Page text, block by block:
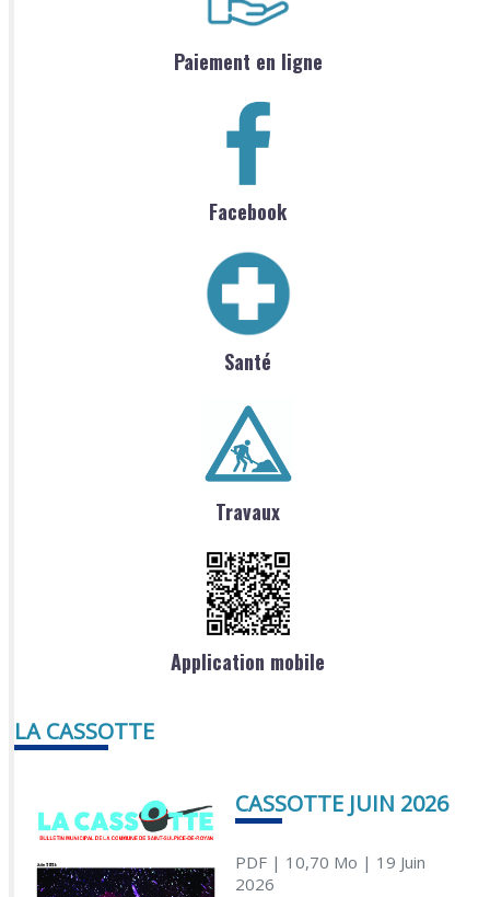
Paiement en ligne
Facebook
Santé
Travaux
Application mobile
LA CASSOTTE
CASSOTTE JUIN 2026
PDF| 10,70 Mo | 19 Juin
2026